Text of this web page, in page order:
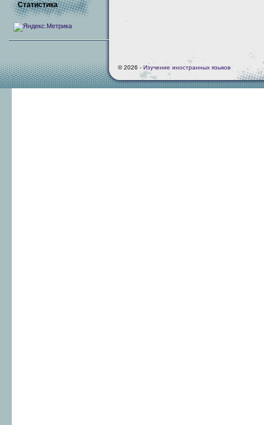
Статистика
© 2026 - Изучение иностранных языков